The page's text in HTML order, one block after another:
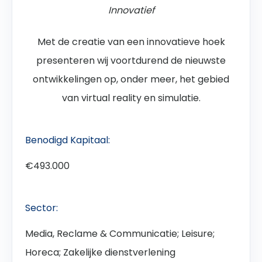
Innovatief
Met de creatie van een innovatieve hoek
presenteren wij voortdurend de nieuwste
ontwikkelingen op, onder meer, het gebied
van virtual reality en simulatie.
Benodigd Kapitaal:
€493.000
Sector:
Media, Reclame & Communicatie; Leisure;
Horeca; Zakelijke dienstverlening